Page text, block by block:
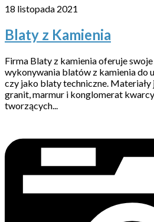
18 listopada 2021
Blaty z Kamienia
Firma Blaty z kamienia oferuje swoje
wykonywania blatów z kamienia do
czy jako blaty techniczne.
granit, marmur i konglomerat
tworzących...